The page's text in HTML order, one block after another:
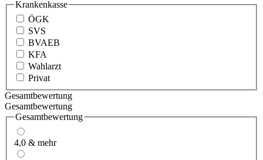
Krankenkasse
ÖGK
SVS
BVAEB
KFA
Wahlarzt
Privat
Gesamtbewertung
Gesamtbewertung
Gesamtbewertung
4,0 & mehr